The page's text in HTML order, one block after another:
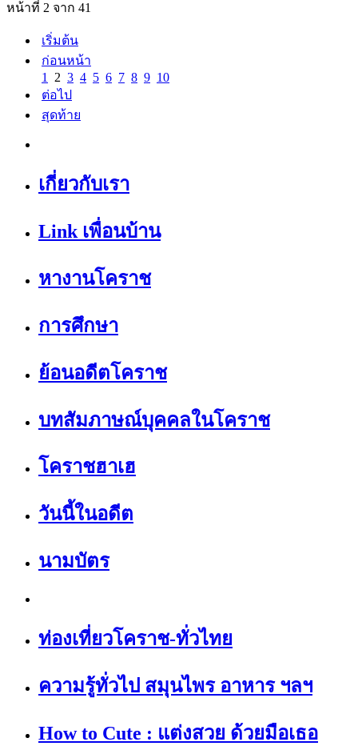
หน้าที่ 2 จาก 41
เริ่มต้น
ก่อนหน้า
1
2 3 4 5 6 7 8 9 10
ต่อไป
สุดท้าย
เกี่ยวกับเรา
Link เพื่อนบ้าน
หางานโคราช
การศึกษา
ย้อนอดีตโคราช
บทสัมภาษณ์บุคคลในโคราช
โคราชฮาเฮ
วันนี้ในอดีต
นามบัตร
ท่องเที่ยวโคราช-ทั่วไทย
ความรู้ทั่วไป สมุนไพร อาหาร ฯลฯ
How to Cute : แต่งสวย ด้วยมือเธอ